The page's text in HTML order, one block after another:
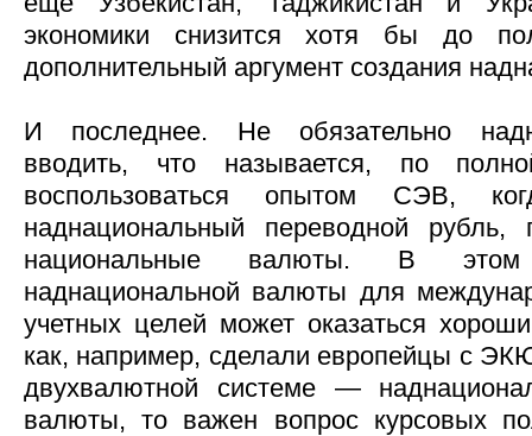
экономики снизится хотя бы до
дополнительный аргумент создания
И последнее. Не обязательно
вводить, что называется, по
воспользоваться опытом СЭВ,
наднациональный переводной рубль,
национальные валюты. В
наднациональной валюты для
учетных целей может оказаться
как, например, сделали европейцы с
двухвалютной системе —
валюты, то важен вопрос курсовых